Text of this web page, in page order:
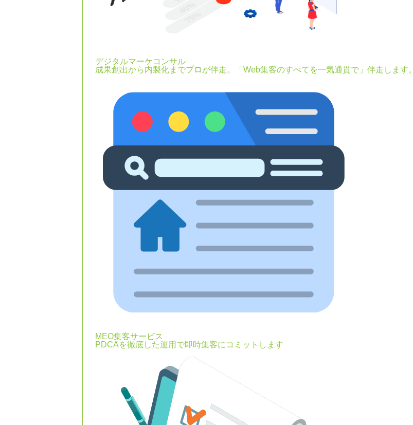
デジタルマーケコンサル
成果創出から内製化までプロが伴走。「Web集客のすべてを一気通貫で」伴走します。
MEO集客サービス
PDCAを徹底した運用で即時集客にコミットします